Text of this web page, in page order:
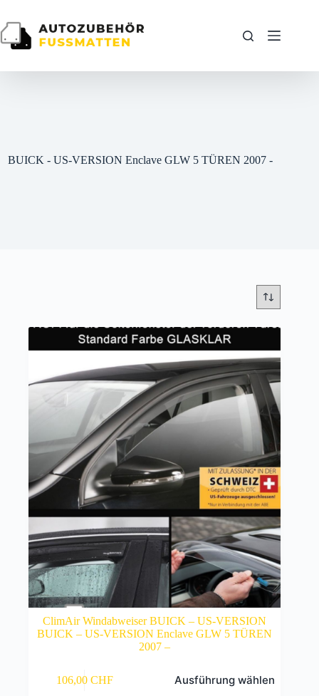
springen
BUICK - US-VERSION Enclave GLW 5 TÜREN 2007 -
ClimAir Windabweiser BUICK – US-VERSION
BUICK – US-VERSION Enclave GLW 5 TÜREN
2007 –
106,00 CHF Ausführung wählen